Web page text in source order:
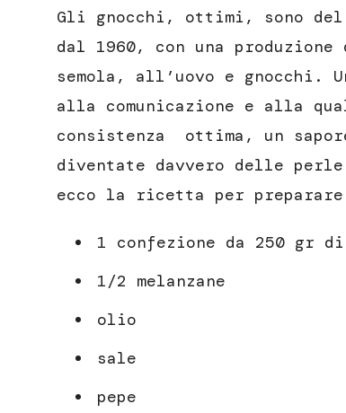
Gli gnocchi, ottimi, sono del
dal 1960, con una
semola, all’uovo e gnocchi.
alla comunicazione e alla
consistenza ottima, un
diventate davvero delle
ecco la ricetta per preparare
1 confezione da 250 gr
1/2 melanzane
olio
sale
pepe